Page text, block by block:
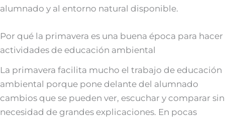
alumnado y al entorno natural disponible.
Por qué la primavera es una buena época para hacer
actividades de educación ambiental
La primavera facilita mucho el trabajo de educación
ambiental porque pone delante del alumnado
cambios que se pueden ver, escuchar y comparar sin
necesidad de grandes explicaciones. En pocas